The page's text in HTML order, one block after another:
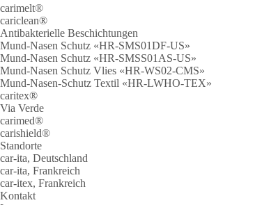
carimelt®
cariclean®
Antibakterielle Beschichtungen
Mund-Nasen Schutz «HR-SMS01DF-US»
Mund-Nasen Schutz «HR-SMSS01AS-US»
Mund-Nasen Schutz Vlies «HR-WS02-CMS»
Mund-Nasen-Schutz Textil «HR-LWHO-TEX»
caritex®
Via Verde
carimed®
carishield®
Standorte
car-ita, Deutschland
car-ita, Frankreich
car-itex, Frankreich
Kontakt